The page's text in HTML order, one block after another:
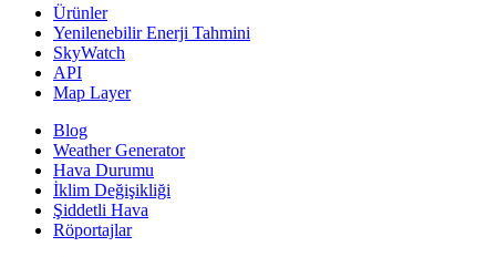
Ürünler
Yenilenebilir Enerji Tahmini
SkyWatch
API
Map Layer
Blog
Weather Generator
Hava Durumu
İklim Değişikliği
Şiddetli Hava
Röportajlar